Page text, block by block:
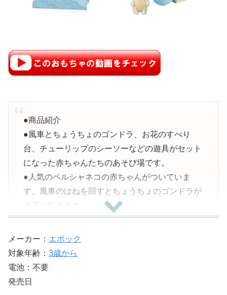
●商品紹介
●風車とちょうちょのゴンドラ、お花のすべり
台、チューリップのシーソーなどの遊具がセット
になった赤ちゃんたちのあそび場です。
●人気のペルシャネコの赤ちゃんがついていま
す。風車のはねを回すとちょうちょのゴンドラが
上下に動きます。
●ゴンドラやシーソーには赤ちゃん人形を乗せて
遊べます。
●人形と遊具がセットになっているので、この商
品だけですぐに遊べます。
●安全警告
メーカー： エポック
対象年齢： 3歳から
電池：不要
発売日